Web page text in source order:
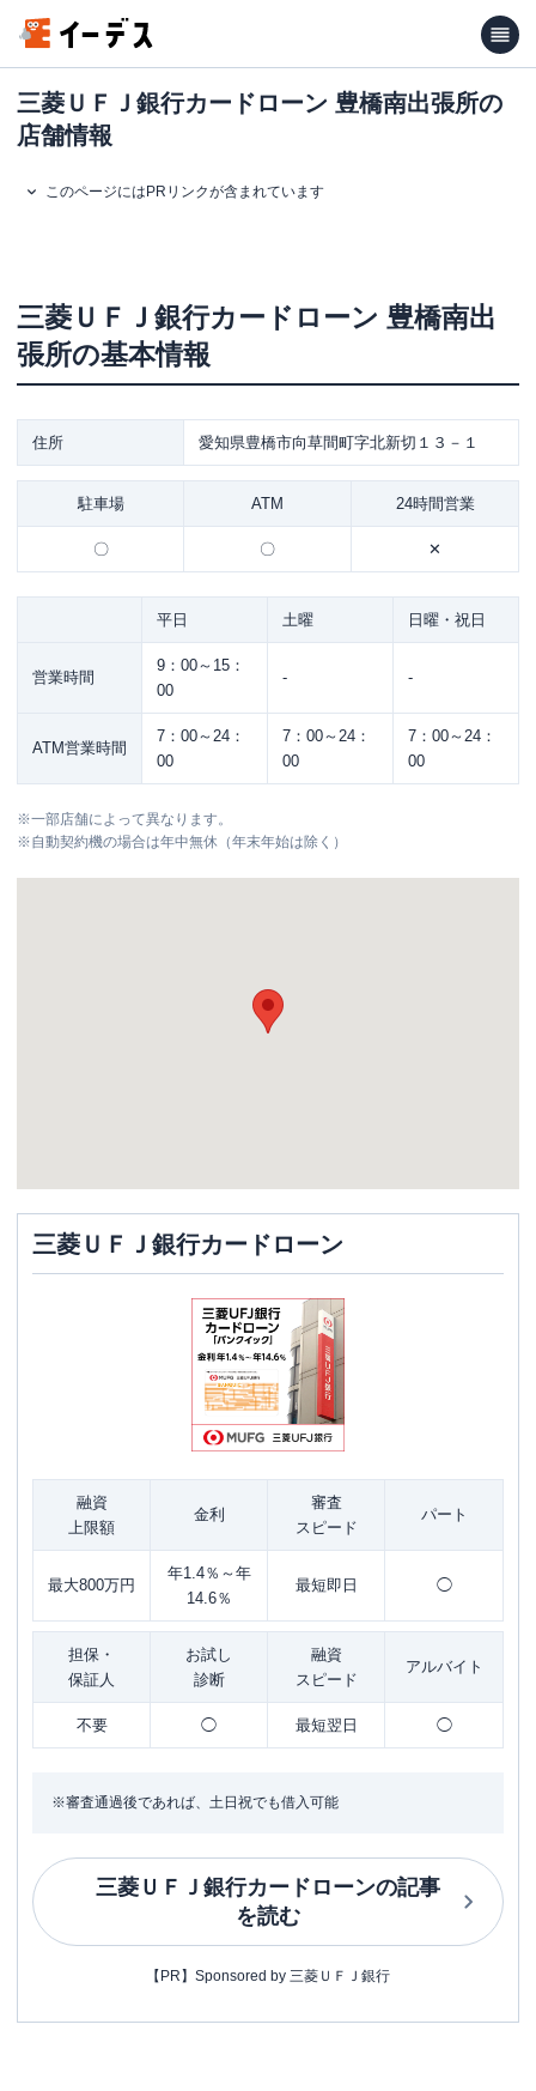
三菱ＵＦＪ銀行カードローン 豊橋南出張所の
店舗情報
このページにはPRリンクが含まれています
三菱ＵＦＪ銀行カードローン 豊橋南出
張所の基本情報
住所 愛知県豊橋市向草間町字北新切１３－１
駐車場 ATM 24時間営業
〇 〇 ✕
平日 土曜 日曜・祝日
営業時間
9：00～15：
00
- -
ATM営業時間
7：00～24：
00
7：00～24：
00
7：00～24：
00
※一部店舗によって異なります。
※自動契約機の場合は年中無休（年末年始は除く）
三菱ＵＦＪ銀行カードローン
融資
上限額
金利
審査
スピード
パート
最大800万円
年1.4％～年
14.6％
最短即日 ◯
担保・
保証人
お試し
診断
融資
スピード
アルバイト
不要 ◯ 最短翌日 ◯
※審査通過後であれば、土日祝でも借入可能
三菱ＵＦＪ銀行カードローンの記事
を読む
【PR】Sponsored by 三菱ＵＦＪ銀行